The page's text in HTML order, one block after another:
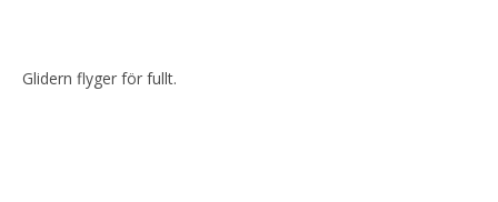
Glidern flyger för fullt.